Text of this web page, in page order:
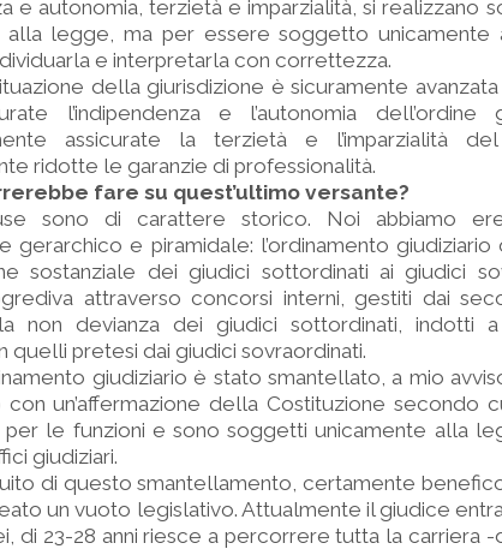
e autonomia, terzietà e imparzialità, si realizzano
alla legge, ma per essere soggetto
e interpretarla con correttezza.
della giurisdizione è sicuramente
l’indipendenza e l’autonomia dell’ordine
assicurate la terzietà e l’imparzialità
ridotte le garanzie di professionalità.
fare su quest’ultimo versante?
sono di carattere storico. Noi abbiamo
gerarchico e piramidale: l’ordinamento
sostanziale dei giudici sottordinati ai giudici
attraverso concorsi interni, gestiti dai
non devianza dei giudici sottordinati, indotti
quelli pretesi dai giudici sovraordinati.
giudiziario è stato smantellato, a mio
con un’affermazione della Costituzione secondo
per le funzioni e sono soggetti unicamente alla
giudiziari.
di questo smantellamento, certamente
un vuoto legislativo. Attualmente il giudice
di 23-28 anni riesce a percorrere tutta la carriera